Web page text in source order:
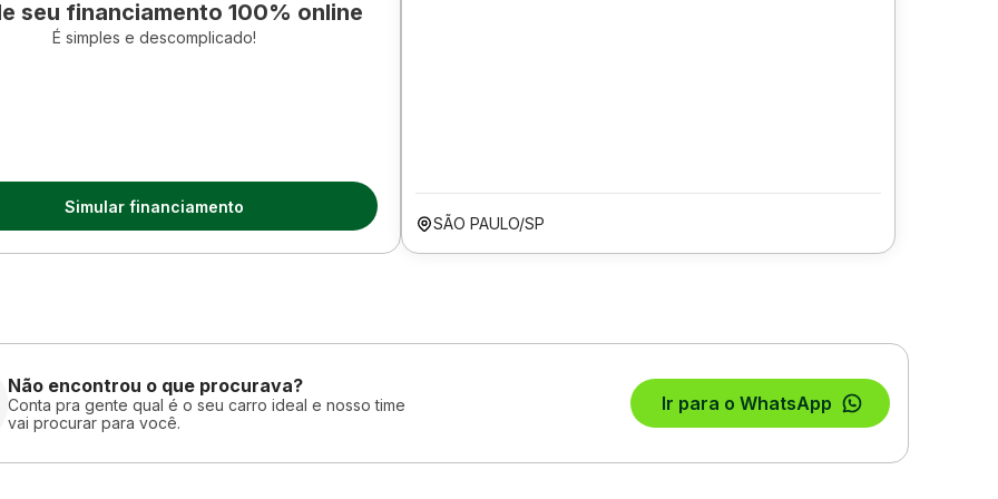
seu financiamento 100% online
É simples e descomplicado!
Simular financiamento
SÃO PAULO/SP
Não encontrou o que procurava?
Conta pra gente qual é o seu carro ideal e nosso time
vai procurar para você.
Ir para o WhatsApp